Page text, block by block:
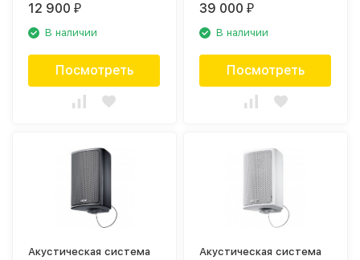
12 900₽
В наличии
Посмотреть
39 000₽
В наличии
Посмотреть
Акустическая система
Акустическая система